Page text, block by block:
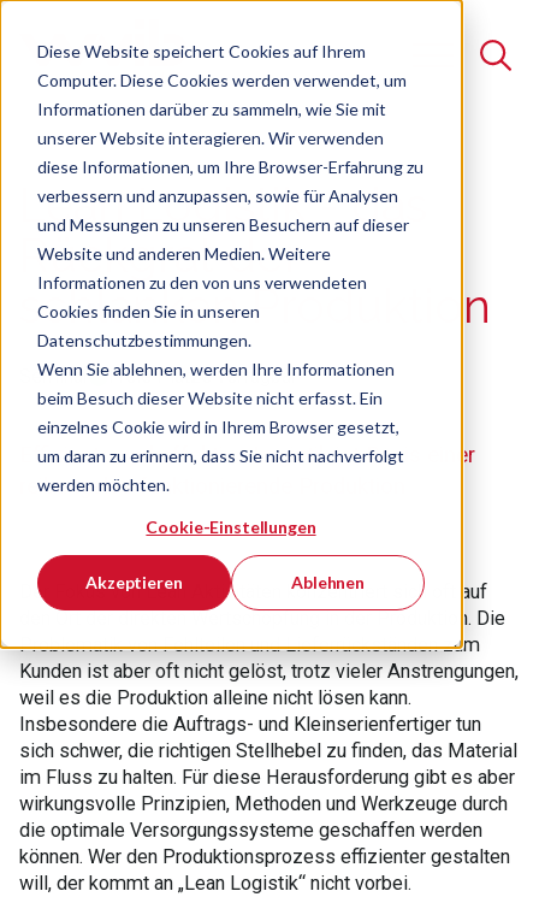
Diese Website speichert Cookies auf Ihrem
Computer. Diese Cookies werden verwendet, um
Informationen darüber zu sammeln, wie Sie mit
unserer Website interagieren. Wir verwenden
diese Informationen, um Ihre Browser-Erfahrung zu
verbessern und anzupassen, sowie für Analysen
und Messungen zu unseren Besuchern auf dieser
Website und anderen Medien. Weitere
Informationen zu den von uns verwendeten
Cookies finden Sie in unseren
Datenschutzbestimmungen.
Wenn Sie ablehnen, werden Ihre Informationen
beim Besuch dieser Website nicht erfasst. Ein
einzelnes Cookie wird in Ihrem Browser gesetzt,
um daran zu erinnern, dass Sie nicht nachverfolgt
werden möchten.
Cookie-Einstellungen
Akzeptieren Ablehnen
Suche
Es gibt keine Vorschläge, da das Suchfeld leer ist.
Lean Logistik - das
Rückgrat der
schlanken Produktion
Seminar Freie Plätze verfügbar
Effiziente und effektive Logistik ist Basis einer
reibungslos funktionierende Produktion
Der Fokus von Lean Aktivitäten konzentriert sich oft auf
den Ort der direkten Wertschöpfung in der Produktion. Die
Problematik von Fehlteilen und Lieferrückständen zum
Kunden ist aber oft nicht gelöst, trotz vieler Anstrengungen,
weil es die Produktion alleine nicht lösen kann.
Insbesondere die Auftrags- und Kleinserienfertiger tun
sich schwer, die richtigen Stellhebel zu finden, das Material
im Fluss zu halten. Für diese Herausforderung gibt es aber
wirkungsvolle Prinzipien, Methoden und Werkzeuge durch
die optimale Versorgungssysteme geschaffen werden
können. Wer den Produktionsprozess effizienter gestalten
will, der kommt an „Lean Logistik“ nicht vorbei.